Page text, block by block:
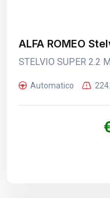
ALFA ROMEO
STELVIO SUPER 2.2
Automatico